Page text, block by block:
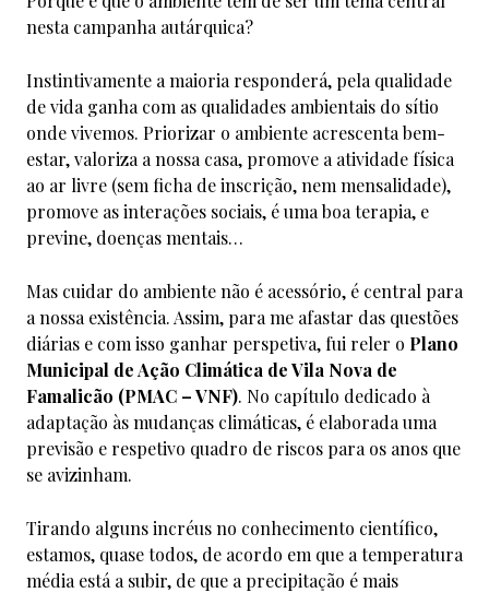
nesta campanha autárquica?
Instintivamente a maioria responderá, pela qualidade
de vida ganha com as qualidades ambientais do sítio
onde vivemos. Priorizar o ambiente acrescenta bem-
estar, valoriza a nossa casa, promove a atividade física
ao ar livre (sem ficha de inscrição, nem mensalidade),
promove as interações sociais, é uma boa terapia, e
previne, doenças mentais…
Mas cuidar do ambiente não é acessório, é central para
a nossa existência. Assim, para me afastar das questões
diárias e com isso ganhar perspetiva, fui reler o Plano
Municipal de Ação Climática de Vila Nova de
Famalicão (PMAC – VNF). No capítulo dedicado à
adaptação às mudanças climáticas, é elaborada uma
previsão e respetivo quadro de riscos para os anos que
se avizinham.
Tirando alguns incréus no conhecimento científico,
estamos, quase todos, de acordo em que a temperatura
média está a subir, de que a precipitação é mais